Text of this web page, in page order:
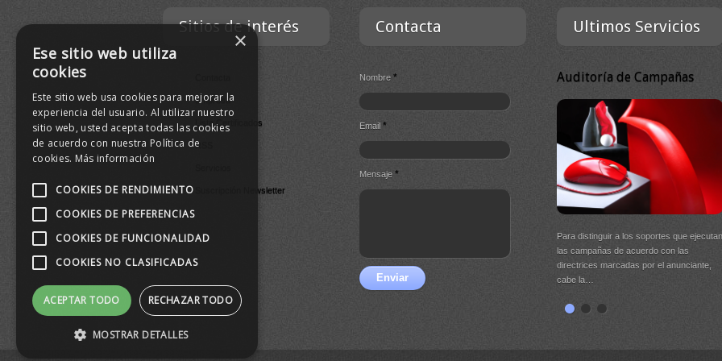
Sitios de interés
Empresa
Lista Certificados
RSS
Suscripción Newsletter
Contacta
Nombre*
Email*
Mensaje*
Enviar
Ultimos Servicios
Auditoría de Campañas
Para distinguir a los soportes que ejecutan
las campañas de acuerdo con las
directrices marcadas por el anunciante,
cabe la…
×
Ese sitio web utiliza
cookies
Este sitio web usa cookies para mejorar la
experiencia del usuario. Al utilizar nuestro
sitio web, usted acepta todas las cookies
de acuerdo con nuestra Política de
cookies. Más información
COOKIES DE RENDIMIENTO
COOKIES DE PREFERENCIAS
COOKIES DE FUNCIONALIDAD
COOKIES NO CLASIFICADAS
ACEPTAR TODO RECHAZAR TODO
MOSTRAR DETALLES